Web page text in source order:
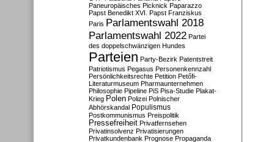
Paneuropäisches Picknick Paparazzo
Papst Benedikt XVI. Papst Franziskus
Paris Parlamentswahl 2018
Parlamentswahl 2022 Partei
des doppelschwänzigen Hundes
Parteien Party-Bezirk Patentstreit
Patriotismus Pegasus Personenkennzahl
Persönlichkeitsrechte Petition Petőfi-
Literaturmuseum Pharmaunternehmen
Philosophie Pipeline PiS Pisa-Studie Plakat-
Krieg Polen Polizei Polnischer
Abhörskandal Populismus
Postkommunismus Preispolitik
Pressefreiheit Privatfernsehen
Privatinsolvenz Privatisierungen
Privatkundenbank Prognose Propaganda